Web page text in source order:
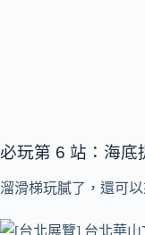
必玩第 6 站：海底
溜滑梯玩膩了，還可